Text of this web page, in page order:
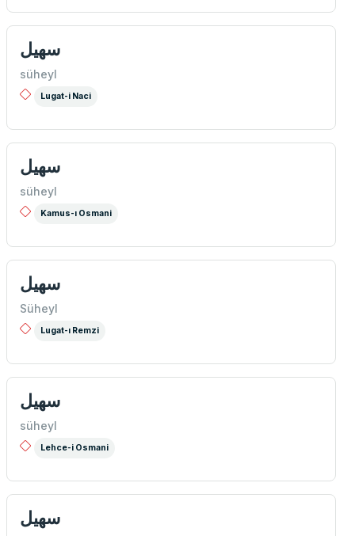
سهيل
süheyl
Lugat-i Naci
سهيل
süheyl
Kamus-ı Osmani
سهيل
Süheyl
Lugat-ı Remzi
سهيل
süheyl
Lehce-i Osmani
سهیل